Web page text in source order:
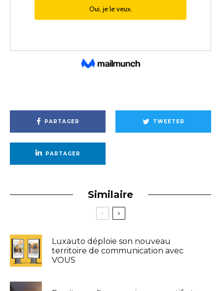
PARTAGER TWEETER
PARTAGER
Similaire
Luxauto déploie son nouveau
territoire de communication avec
VOUS